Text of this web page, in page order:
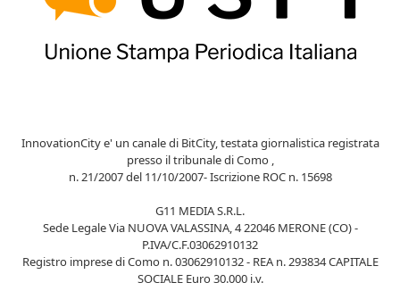
InnovationCity e' un canale di BitCity, testata giornalistica registrata
presso il tribunale di Como ,
n. 21/2007 del 11/10/2007- Iscrizione ROC n. 15698
G11 MEDIA S.R.L.
Sede Legale Via NUOVA VALASSINA, 4 22046 MERONE (CO) -
P.IVA/C.F.03062910132
Registro imprese di Como n. 03062910132 - REA n. 293834 CAPITALE
SOCIALE Euro 30.000 i.v.